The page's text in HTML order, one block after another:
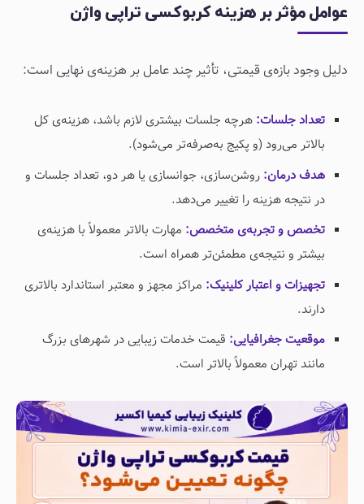
عوامل مؤثر بر هزینه کربوکسی تراپی واژن
دلیل وجود بازه‌ی قیمتی، تأثیر چند عامل بر هزینه‌ی نهایی است:
تعداد جلسات: هرچه جلسات بیشتری لازم باشد، هزینه‌ی کل
بالاتر می‌رود (و پکیج به‌صرفه‌تر می‌شود).
هدف درمان: روشن‌سازی، جوانسازی یا هر دو، تعداد جلسات و
در نتیجه هزینه را تغییر می‌دهد.
تخصص و تجربه‌ی متخصص: مهارت بالاتر معمولاً با هزینه‌ی
بیشتر و نتیجه‌ی مطمئن‌تر همراه است.
تجهیزات و اعتبار کلینیک: مراکز مجهز و معتبر استاندارد بالاتری
دارند.
موقعیت جغرافیایی: قیمت خدمات زیبایی در شهرهای بزرگ
مانند تهران معمولاً بالاتر است.